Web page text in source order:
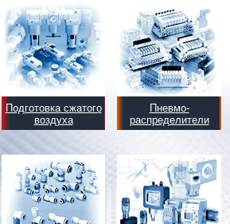
Подготовка сжатого
воздуха
Пневмо-
распределители